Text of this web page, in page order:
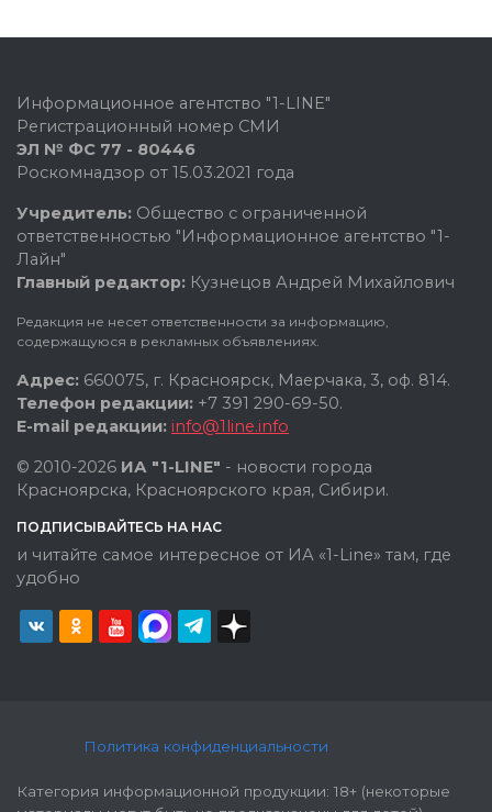
Информационное агентство "1-LINE"
Регистрационный номер СМИ
ЭЛ № ФС 77 - 80446
Роскомнадзор от 15.03.2021 года
Учредитель: Общество с ограниченной
ответственностью "Информационное агентство "1-
Лайн"
Главный редактор: Кузнецов Андрей Михайлович
Редакция не несет ответственности за информацию,
содержащуюся в рекламных объявлениях.
Адрес: 660075, г. Красноярск, Маерчака, 3, оф. 814.
Телефон редакции: +7 391 290-69-50.
E-mail редакции: info@1line.info
© 2010-2026 ИА "1-LINE" - новости города
Красноярска, Красноярского края, Сибири.
ПОДПИСЫВАЙТЕСЬ НА НАС
и читайте самое интересное от ИА «1-Line» там, где
удобно
Политика конфиденциальности
Категория информационной продукции: 18+ (некоторые